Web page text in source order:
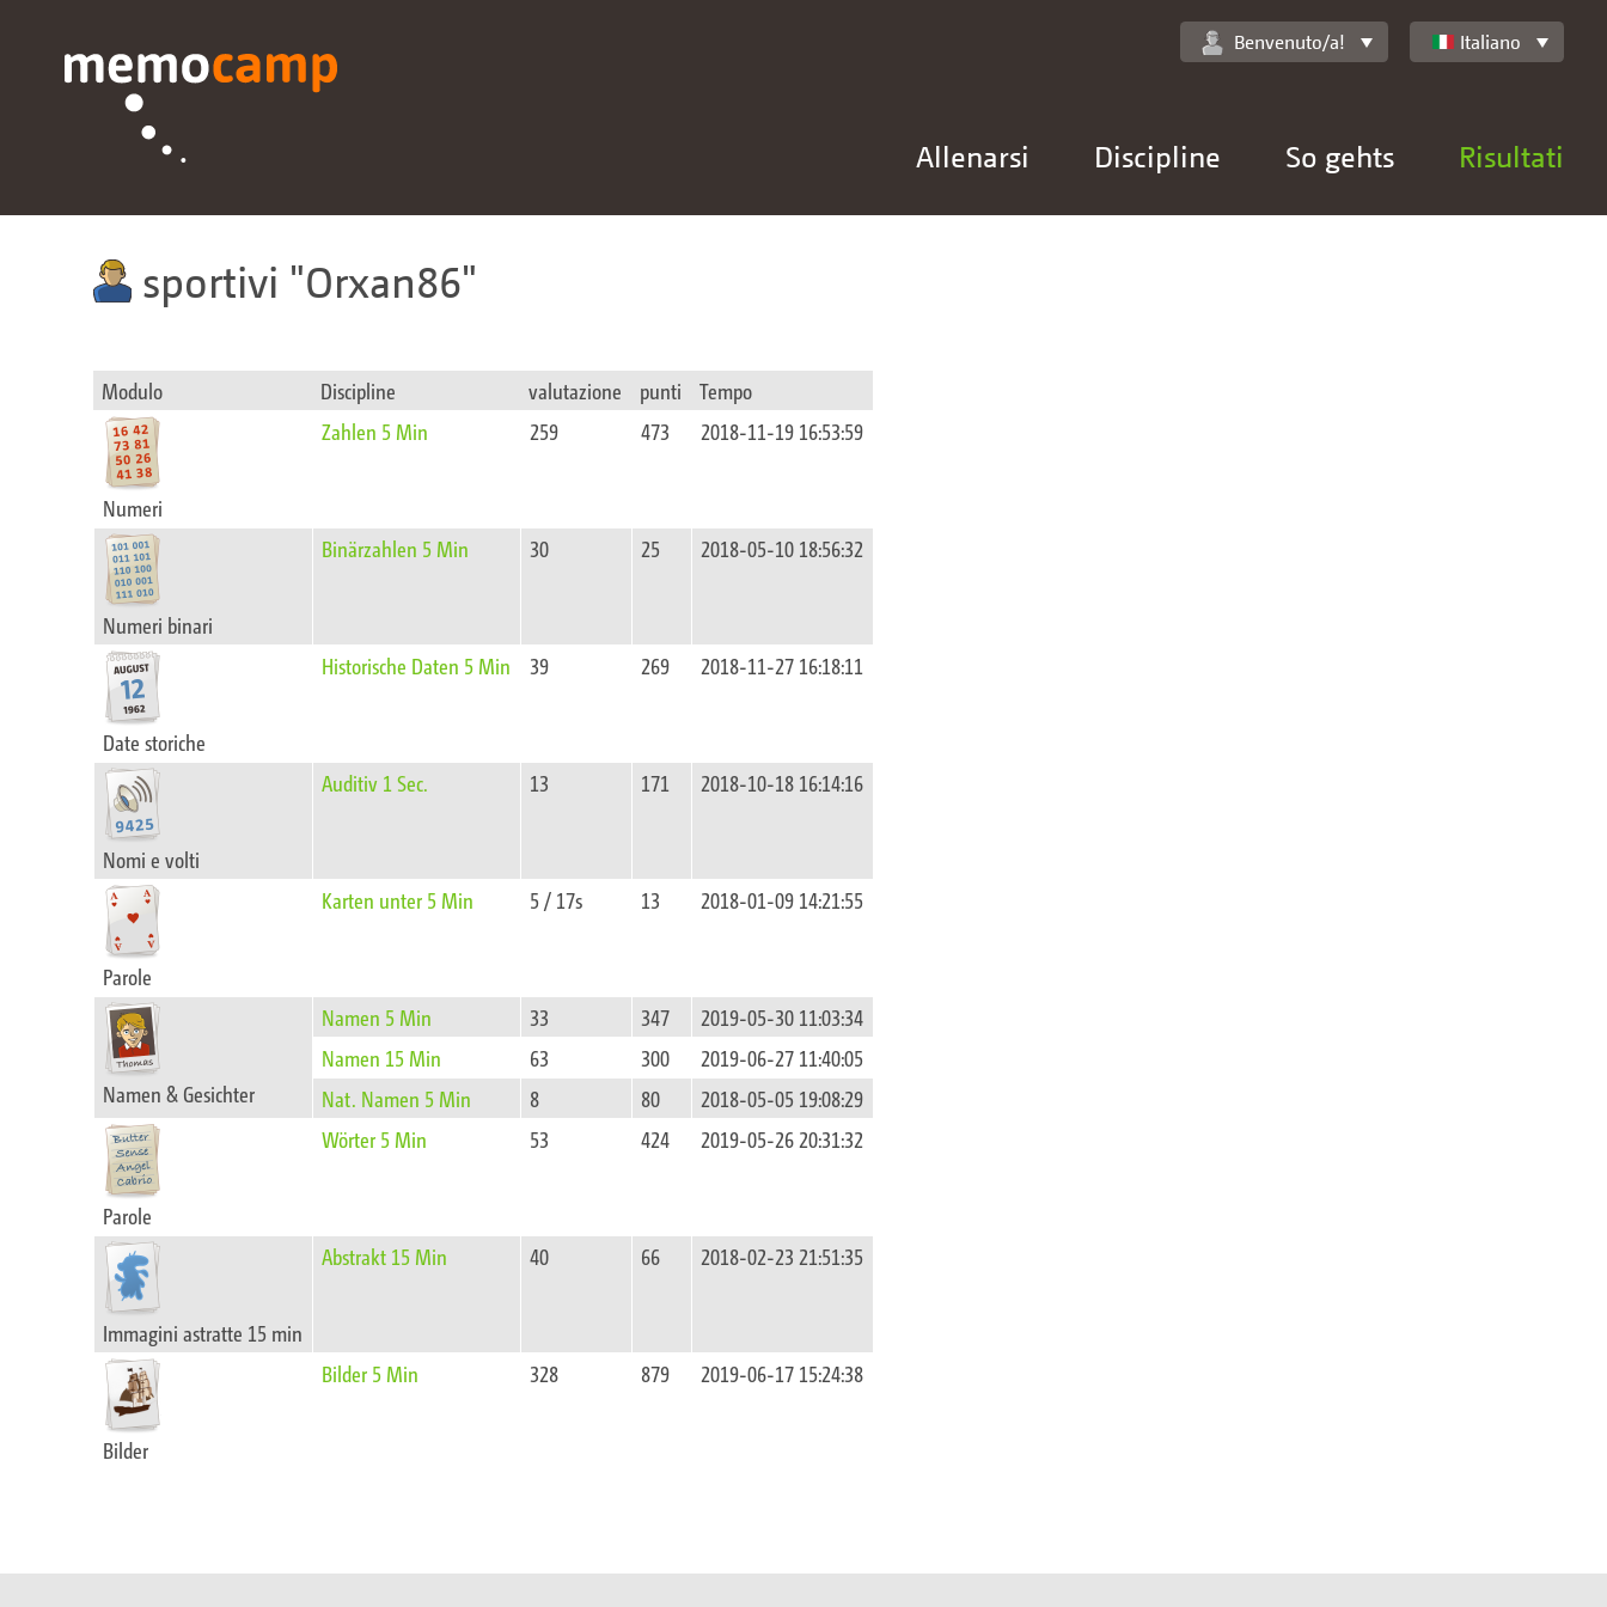
Allenarsi Discipline So gehts Risultati
Benvenuto/a! Italiano
sportivi Orxan86
Modulo Discipline valutazione punti Tempo
Numeri
Zahlen 5 Min 259 473 2018-11-19 16:53:59
Numeri binari
Binärzahlen 5 Min 30 25 2018-05-10 18:56:32
Date storiche
Historische Daten 5 Min 39 269 2018-11-27 16:18:11
Nomi e volti
Auditiv 1 Sec. 13 171 2018-10-18 16:14:16
Parole
Karten unter 5 Min 5 / 17s 13 2018-01-09 14:21:55
Namen & Gesichter
Namen 5 Min 33 347
2019-05-30 11:03:34
Namen 15 Min
63 300
2019-06-27 11:40:05
Nat. Namen 5 Min
8 80 2018-05-05 19:08:29
Parole
Wörter 5 Min 53 424 2019-05-26 20:31:32
Immagini astratte 15 min
Abstrakt 15 Min 40 66 2018-02-23 21:51:35
Bilder
Bilder 5 Min 328 879 2019-06-17 15:24:38